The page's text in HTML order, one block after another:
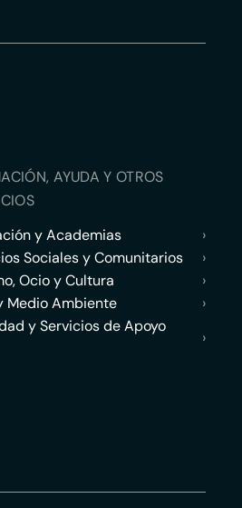
AYUDA Y OTROS
y Academias
›
Sociales y Comunitarios
›
Ocio y Cultura
›
Medio Ambiente
›
y Servicios de Apoyo
›